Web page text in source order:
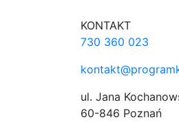
KONTAKT
730 360 023
ul. Jana
60-846 Poznań